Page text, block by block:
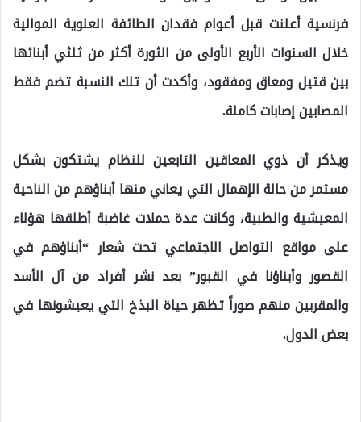
فرنسية أعلنت قبل أعوام فقدان الطائفة العلوية الموالية
خلال السنوات الأربع الأولى من الثورة أكثر من ثلثي أبنائها
بين قتيل ومعاق ومفقود، وأكدت أن تلك النسبة تضم فقط
المصابين إصابات كاملة.
ويذكر أن ذوي المعاقين التابعين للنظام يشتكون بشكل
مستمر من حالة الإهمال التي يعاني منها أبناؤهم من الناحية
المعيشية والطبية، وكانت عدة حملات غاضبة أطلقها هؤلاء
على مواقع التواصل الاجتماعي تحت شعار “أبناؤهم في
القصور وأبناؤنا في القبور” بعد نشر أفراد من آل الأسد
والمقربين منهم صوراً تظهر حياة البذخ التي يعيشونها في
بعض الدول.